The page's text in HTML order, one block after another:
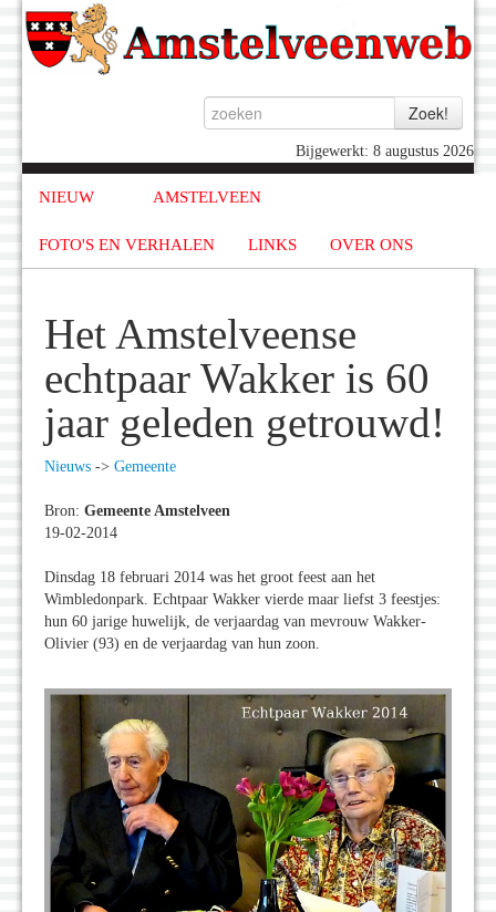
Bijgewerkt: 8 augustus 2026
NIEUW AMSTELVEEN
FOTO'S EN VERHALEN LINKS OVER ONS
Het Amstelveense
echtpaar Wakker is 60
jaar geleden getrouwd!
Nieuws -> Gemeente
Bron: Gemeente Amstelveen
19-02-2014
Dinsdag 18 februari 2014 was het groot feest aan het
Wimbledonpark. Echtpaar Wakker vierde maar liefst 3 feestjes:
hun 60 jarige huwelijk, de verjaardag van mevrouw Wakker-
Olivier (93) en de verjaardag van hun zoon.